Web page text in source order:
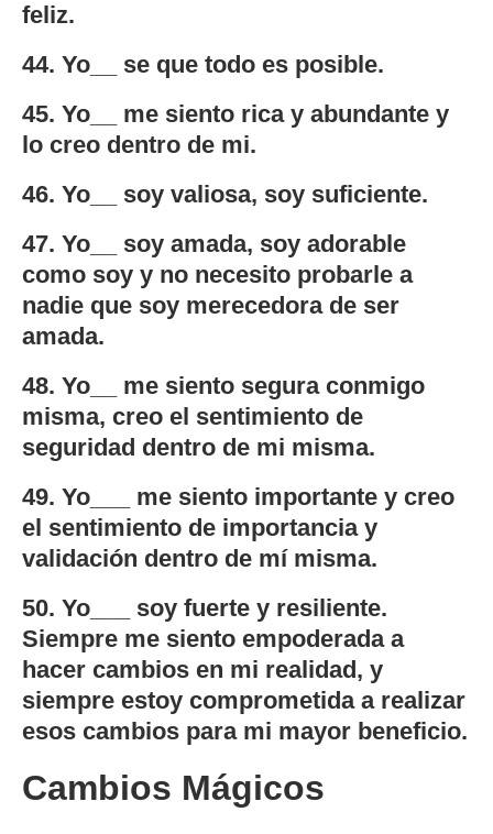
feliz.
44. Yo__ se que todo es posible.
45. Yo__ me siento rica y abundante y
lo creo dentro de mi.
46. Yo__ soy valiosa, soy suficiente.
47. Yo__ soy amada, soy adorable
como soy y no necesito probarle a
nadie que soy merecedora de ser
amada.
48. Yo__ me siento segura conmigo
misma, creo el sentimiento de
seguridad dentro de mi misma.
49. Yo___ me siento importante y creo
el sentimiento de importancia y
validación dentro de mí misma.
50. Yo___ soy fuerte y resiliente.
Siempre me siento empoderada a
hacer cambios en mi realidad, y
siempre estoy comprometida a realizar
esos cambios para mi mayor beneficio.
Cambios Mágicos